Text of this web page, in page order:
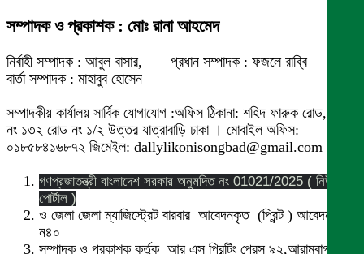
সম্পাদক ও প্রকাশক : মোঃ রানা আহমেদ
নির্বাহী সম্পাদক : আবুল বাসার, প্রধান সম্পাদক : ফজলে রাব্বি
বার্তা সম্পাদক : মাহাবুব হোসেন
সম্পাদকীয় কার্যালয় সার্বিক যোগাযোগ :অফিস ঠিকানা: শহিদ ফারুক রোড,বাসা
নং ১৩২ রোড নং ১/২ উত্তর যাত্রাবাড়ি ঢাকা । মোবাইল অফিস:
০১৮৫৮৪১৬৮৭২ জিমেইল: dallylikonisongbad@gmail.com
গণপ্রজাতন্ত্রী বাংলাদেশ সরকার অনুমদিত নং 01021/2025 ( নিউজ
পোর্টাল )
ও জেলা জেলা ম্যাজিস্ট্রেট বারবার আবেদনকৃত (প্রিন্ট ) আবেদন নং
ন৪০
সম্পাদক ও প্রকাশক কর্তৃক আর এস প্রিন্টিং প্রেস ৯২,আরামবাগ